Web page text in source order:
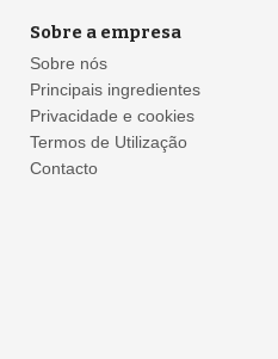
Sobre a empresa
Sobre nós
Principais ingredientes
Privacidade e cookies
Termos de Utilização
Contacto